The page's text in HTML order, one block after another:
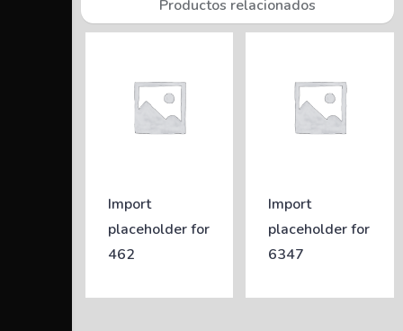
Productos relacionados
Import
placeholder for
462
Import
placeholder for
6347